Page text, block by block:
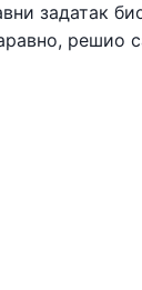
задатак
решио